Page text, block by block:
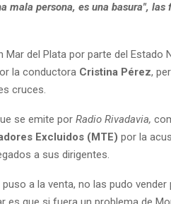
mala persona, es una basura", las
del Plata por parte del Estado
la conductora Cristina Pérez,
cruces.
se emite por Radio Rivadavia,
Excluidos (MTE) por la
a sus dirigentes.
a la venta, no las pudo vender